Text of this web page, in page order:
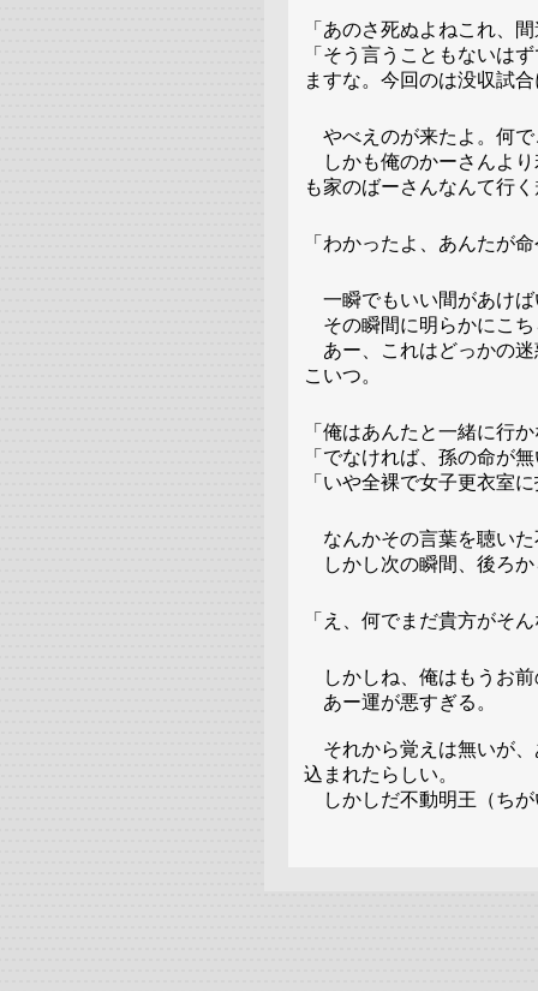
「あのさ死ぬよねこれ、
「そう言うこともないは
ますな。今回のは没収試
やべえのが来たよ。何で
しかも俺のかーさんより
も家のばーさんなんて行
「わかったよ、あんたが
一瞬でもいい間があけば
その瞬間に明らかにこち
あー、これはどっかの迷
こいつ。
「俺はあんたと一緒に行
「でなければ、孫の命が
「いや全裸で女子更衣室
なんかその言葉を聴いた
しかし次の瞬間、後ろか
「え、何でまだ貴方がそ
しかしね、俺はもうお前
あー運が悪すぎる。
それから覚えは無いが、
込まれたらしい。
しかしだ不動明王（ちが